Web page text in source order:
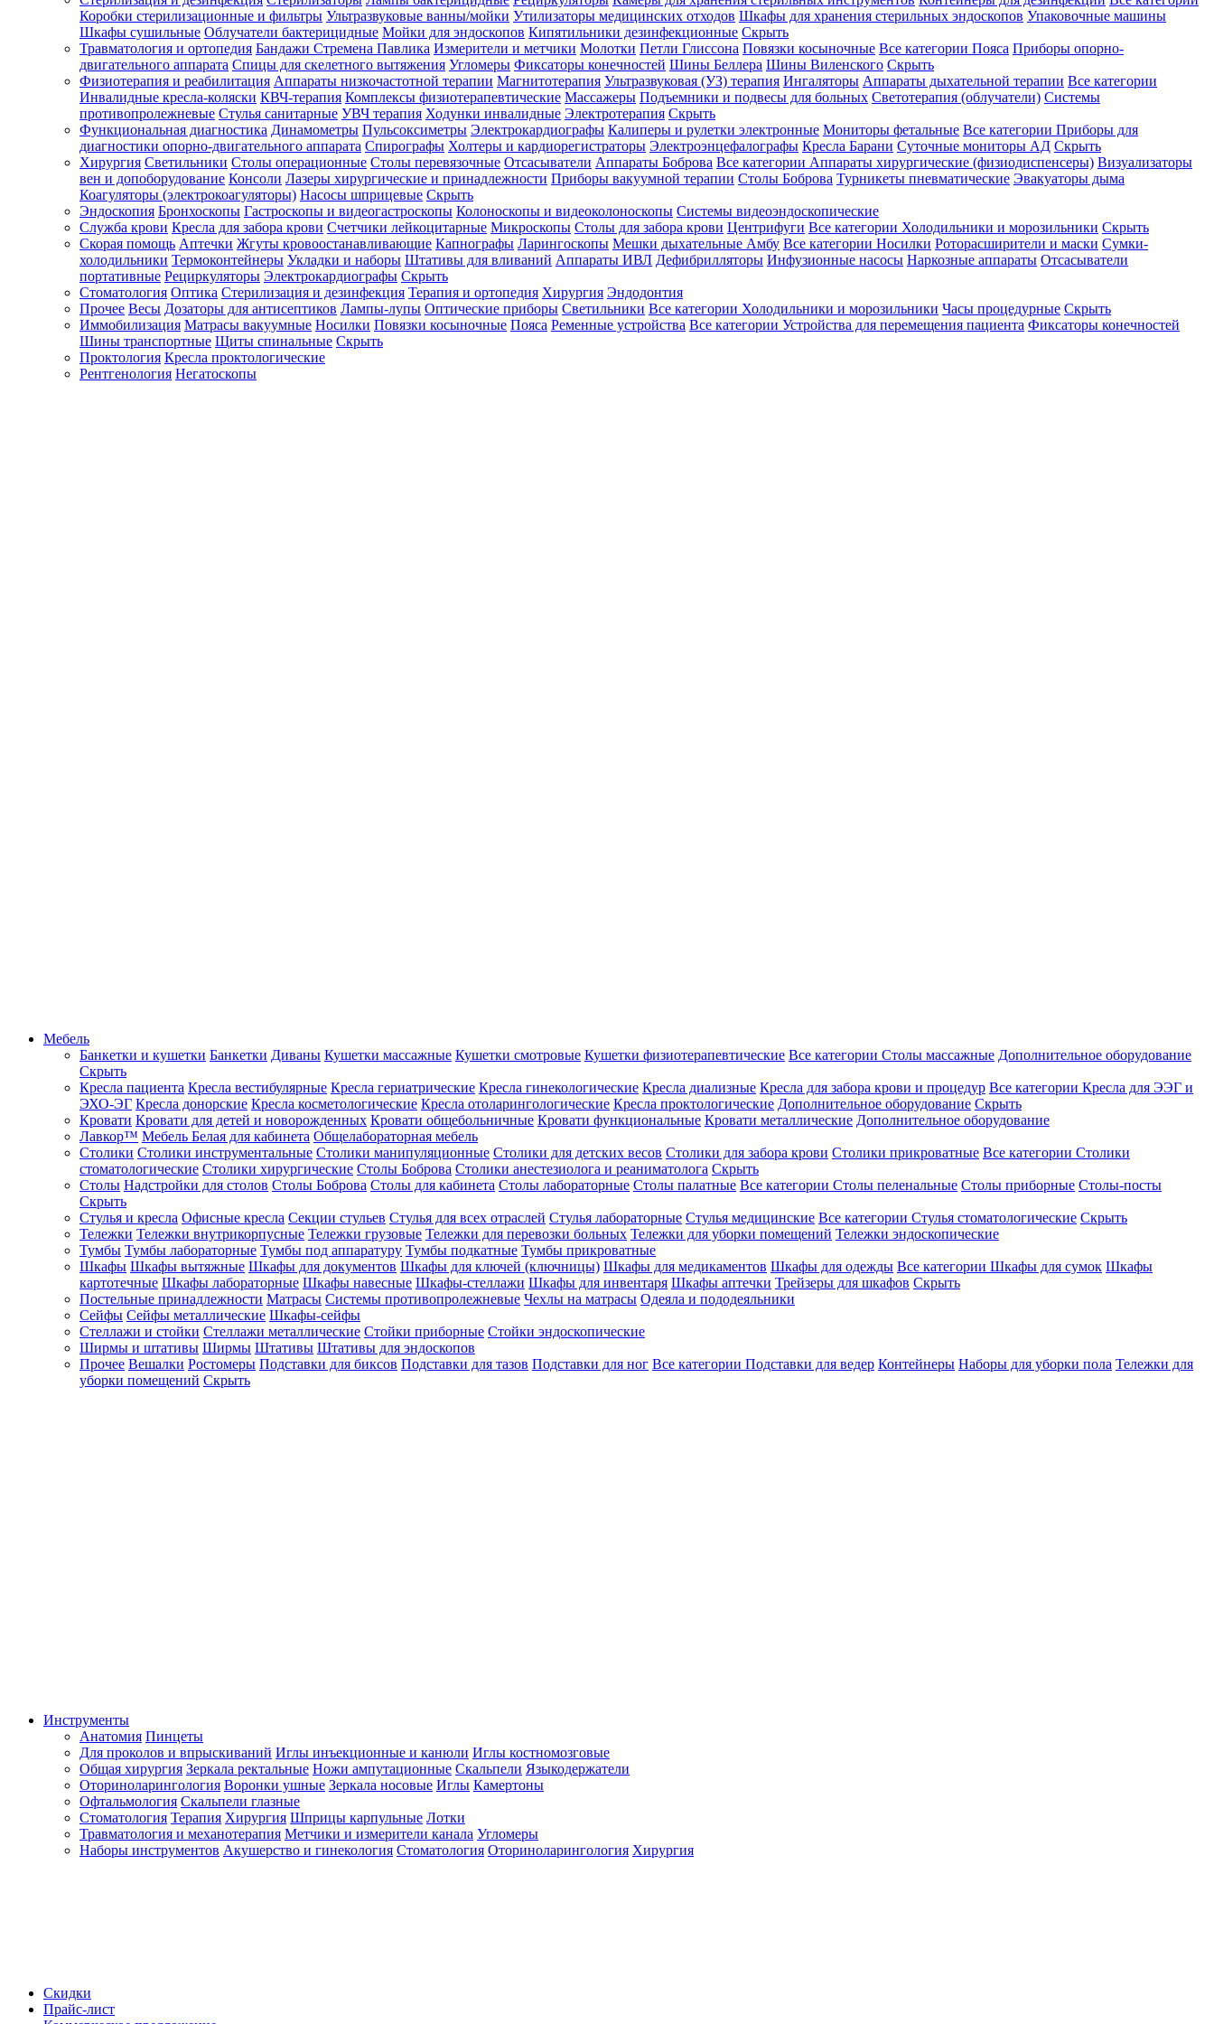
Зарегистрироваться
Зачем
регистрироваться?
Все
покупки
в
одном
месте
Личный
менеджер
Отслеживание
статуса
заказа
Коробки стерилизационные и фильтры Ультразвуковые ванны/мойки Утилизаторы медицинских отходов Шкафы для хранения стерильных эндоскопов Упаковочные машины
Шкафы сушильные Облучатели бактерицидные Мойки для эндоскопов Кипятильники дезинфекционные Скрыть
Травматология и ортопедия Бандажи Стремена Павлика Измерители и метчики Молотки Петли Глиссона Повязки косыночные Все категории Пояса Приборы опорно-
двигательного аппарата Спицы для скелетного вытяжения Угломеры Фиксаторы конечностей Шины Беллера Шины Виленского Скрыть
Физиотерапия и реабилитация Аппараты низкочастотной терапии Магнитотерапия Ультразвуковая (УЗ) терапия Ингаляторы Аппараты дыхательной терапии Все категории
Инвалидные кресла-коляски КВЧ-терапия Комплексы физиотерапевтические Массажеры Подъемники и подвесы для больных Светотерапия (облучатели) Системы
противопролежневые Стулья санитарные УВЧ терапия Ходунки инвалидные Электротерапия Скрыть
Функциональная диагностика Динамометры Пульсоксиметры Электрокардиографы Калиперы и рулетки электронные Мониторы фетальные Все категории Приборы для
диагностики опорно-двигательного аппарата Спирографы Холтеры и кардиорегистраторы Электроэнцефалографы Кресла Барани Суточные мониторы АД Скрыть
Хирургия Светильники Столы операционные Столы перевязочные Отсасыватели Аппараты Боброва Все категории Аппараты хирургические (физиодиспенсеры) Визуализаторы
вен и допоборудование Консоли Лазеры хирургические и принадлежности Приборы вакуумной терапии Столы Боброва Турникеты пневматические Эвакуаторы дыма
Коагуляторы (электрокоагуляторы) Насосы шприцевые Скрыть
Эндоскопия Бронхоскопы Гастроскопы и видеогастроскопы Колоноскопы и видеоколоноскопы Системы видеоэндоскопические
Служба крови Кресла для забора крови Счетчики лейкоцитарные Микроскопы Столы для забора крови Центрифуги Все категории Холодильники и морозильники Скрыть
Скорая помощь Аптечки Жгуты кровоостанавливающие Капнографы Ларингоскопы Мешки дыхательные Амбу Все категории Носилки Роторасширители и маски Сумки-
холодильники Термоконтейнеры Укладки и наборы Штативы для вливаний Аппараты ИВЛ Дефибрилляторы Инфузионные насосы Наркозные аппараты Отсасыватели
портативные Рециркуляторы Электрокардиографы Скрыть
Стоматология Оптика Стерилизация и дезинфекция Терапия и ортопедия Хирургия Эндодонтия
Прочее Весы Дозаторы для антисептиков Лампы-лупы Оптические приборы Светильники Все категории Холодильники и морозильники Часы процедурные Скрыть
Иммобилизация Матрасы вакуумные Носилки Повязки косыночные Пояса Ременные устройства Все категории Устройства для перемещения пациента Фиксаторы конечностей
Шины транспортные Щиты спинальные Скрыть
Проктология Кресла проктологические
Рентгенология Негатоскопы
Мебель
Банкетки и кушетки Банкетки Диваны Кушетки массажные Кушетки смотровые Кушетки физиотерапевтические Все категории Столы массажные Дополнительное оборудование
Скрыть
Кресла пациента Кресла вестибулярные Кресла гериатрические Кресла гинекологические Кресла диализные Кресла для забора крови и процедур Все категории Кресла для ЭЭГ и
ЭХО-ЭГ Кресла донорские Кресла косметологические Кресла отоларингологические Кресла проктологические Дополнительное оборудование Скрыть
Кровати Кровати для детей и новорожденных Кровати общебольничные Кровати функциональные Кровати металлические Дополнительное оборудование
Лавкор™ Мебель Белая для кабинета Общелабораторная мебель
Столики Столики инструментальные Столики манипуляционные Столики для детских весов Столики для забора крови Столики прикроватные Все категории Столики
стоматологические Столики хирургические Столы Боброва Столики анестезиолога и реаниматолога Скрыть
Столы Надстройки для столов Столы Боброва Столы для кабинета Столы лабораторные Столы палатные Все категории Столы пеленальные Столы приборные Столы-посты
Скрыть
Стулья и кресла Офисные кресла Секции стульев Стулья для всех отраслей Стулья лабораторные Стулья медицинские Все категории Стулья стоматологические Скрыть
Тележки Тележки внутрикорпусные Тележки грузовые Тележки для перевозки больных Тележки для уборки помещений Тележки эндоскопические
Тумбы Тумбы лабораторные Тумбы под аппаратуру Тумбы подкатные Тумбы прикроватные
Шкафы Шкафы вытяжные Шкафы для документов Шкафы для ключей (ключницы) Шкафы для медикаментов Шкафы для одежды Все категории Шкафы для сумок Шкафы
картотечные Шкафы лабораторные Шкафы навесные Шкафы-стеллажи Шкафы для инвентаря Шкафы аптечки Трейзеры для шкафов Скрыть
Постельные принадлежности Матрасы Системы противопролежневые Чехлы на матрасы Одеяла и пододеяльники
Сейфы Сейфы металлические Шкафы-сейфы
Стеллажи и стойки Стеллажи металлические Стойки приборные Стойки эндоскопические
Ширмы и штативы Ширмы Штативы Штативы для эндоскопов
Прочее Вешалки Ростомеры Подставки для биксов Подставки для тазов Подставки для ног Все категории Подставки для ведер Контейнеры Наборы для уборки пола Тележки для
уборки помещений Скрыть
Инструменты
Анатомия Пинцеты
Для проколов и впрыскиваний Иглы инъекционные и канюли Иглы костномозговые
Общая хирургия Зеркала ректальные Ножи ампутационные Скальпели Языкодержатели
Оториноларингология Воронки ушные Зеркала носовые Иглы Камертоны
Офтальмология Скальпели глазные
Стоматология Терапия Хирургия Шприцы карпульные Лотки
Травматология и механотерапия Метчики и измерители канала Угломеры
Наборы инструментов Акушерство и гинекология Стоматология Оториноларингология Хирургия
Скидки
Прайс-лист